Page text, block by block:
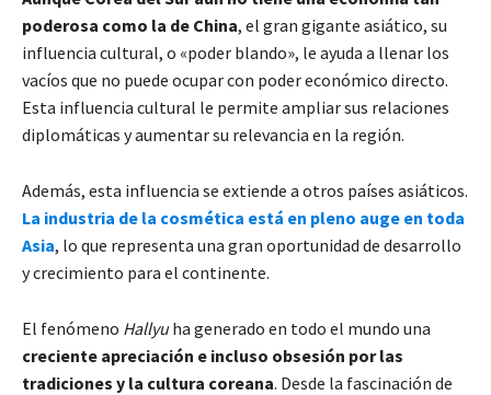
poderosa como la de China, el gran gigante asiático, su
influencia cultural, o «poder blando», le ayuda a llenar los
vacíos que no puede ocupar con poder económico directo.
Esta influencia cultural le permite ampliar sus relaciones
diplomáticas y aumentar su relevancia en la región.
Además, esta influencia se extiende a otros países asiáticos.
La industria de la cosmética está en pleno auge en toda
Asia, lo que representa una gran oportunidad de desarrollo
y crecimiento para el continente.
El fenómeno Hallyuha generado en todo el mundo una
creciente apreciación e incluso obsesión por las
tradiciones y la cultura coreana. Desde la fascinación de